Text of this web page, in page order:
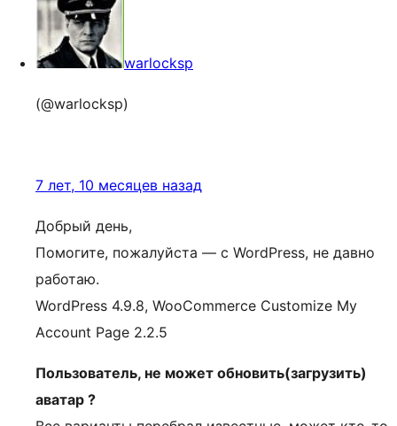
warlocksp
(@warlocksp)
7 лет, 10 месяцев назад
Добрый день,
Помогите, пожалуйста — с WordPress, не давно
работаю.
WordPress 4.9.8, WooCommerce Customize My
Account Page 2.2.5
Пользователь, не может обновить(загрузить)
аватар ?